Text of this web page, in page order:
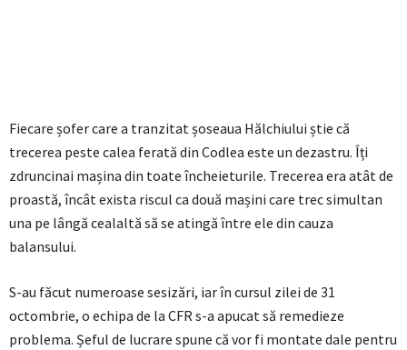
Fiecare șofer care a tranzitat șoseaua Hălchiului știe că
trecerea peste calea ferată din Codlea este un dezastru. Îți
zdruncinai mașina din toate încheieturile. Trecerea era atât de
proastă, încât exista riscul ca două mașini care trec simultan
una pe lângă cealaltă să se atingă între ele din cauza
balansului.
S-au făcut numeroase sesizări, iar în cursul zilei de 31
octombrie, o echipa de la CFR s-a apucat să remedieze
problema. Șeful de lucrare spune că vor fi montate dale pentru